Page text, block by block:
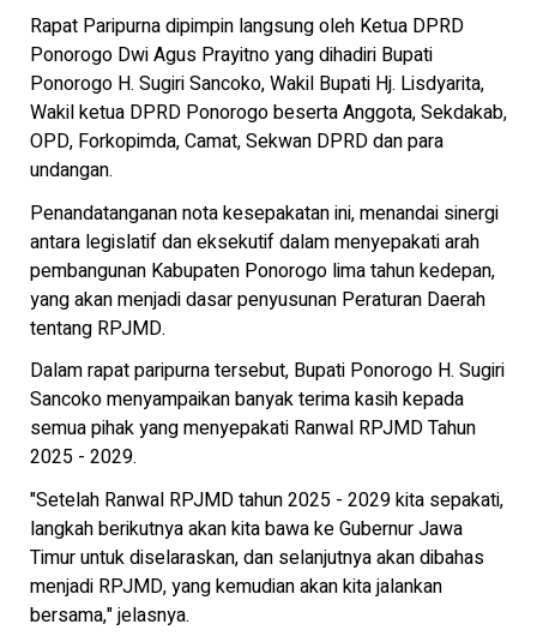
Rapat Paripurna dipimpin langsung oleh Ketua DPRD
Ponorogo Dwi Agus Prayitno yang dihadiri Bupati
Ponorogo H. Sugiri Sancoko, Wakil Bupati Hj. Lisdyarita,
Wakil ketua DPRD Ponorogo beserta Anggota, Sekdakab,
OPD, Forkopimda, Camat, Sekwan DPRD dan para
undangan.
Penandatanganan nota kesepakatan ini, menandai sinergi
antara legislatif dan eksekutif dalam menyepakati arah
pembangunan Kabupaten Ponorogo lima tahun kedepan,
yang akan menjadi dasar penyusunan Peraturan Daerah
tentang RPJMD.
Dalam rapat paripurna tersebut, Bupati Ponorogo H. Sugiri
Sancoko menyampaikan banyak terima kasih kepada
semua pihak yang menyepakati Ranwal RPJMD Tahun
2025 - 2029.
"Setelah Ranwal RPJMD tahun 2025 - 2029 kita sepakati,
langkah berikutnya akan kita bawa ke Gubernur Jawa
Timur untuk diselaraskan, dan selanjutnya akan dibahas
menjadi RPJMD, yang kemudian akan kita jalankan
bersama," jelasnya.